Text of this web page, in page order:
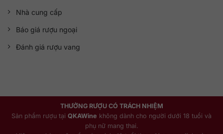
Nhà cung cấp
Báo giá rượu ngoại
Đánh giá rượu vang
THƯỞNG RƯỢU CÓ TRÁCH NHIỆM
Sản phẩm rượu tại QKAWine không dành cho người dưới 18 tuổi và
phụ nữ mang thai.